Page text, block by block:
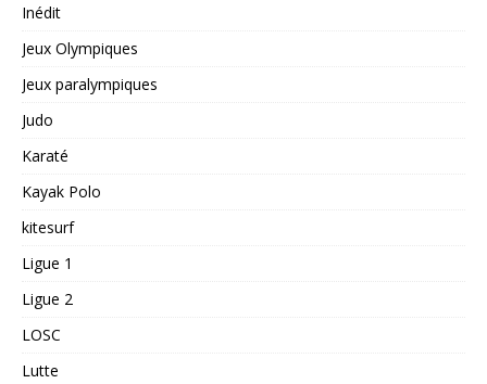
Inédit
Jeux Olympiques
Jeux paralympiques
Judo
Karaté
Kayak Polo
kitesurf
Ligue 1
Ligue 2
LOSC
Lutte